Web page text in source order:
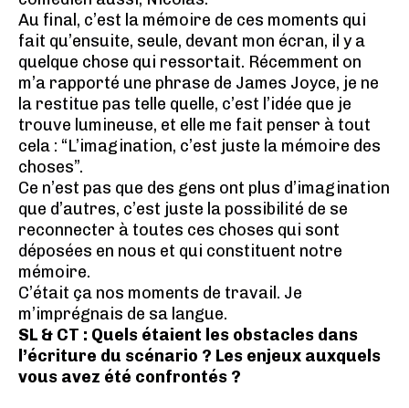
Au final, c’est la mémoire de ces moments qui
fait qu’ensuite, seule, devant mon écran, il y a
quelque chose qui ressortait. Récemment on
m’a rapporté une phrase de James Joyce, je ne
la restitue pas telle quelle, c’est l’idée que je
trouve lumineuse, et elle me fait penser à tout
cela : “L’imagination, c’est juste la mémoire des
choses”.
Ce n’est pas que des gens ont plus d’imagination
que d’autres, c’est juste la possibilité de se
reconnecter à toutes ces choses qui sont
déposées en nous et qui constituent notre
mémoire.
C’était ça nos moments de travail. Je
m’imprégnais de sa langue.
SL & CT : Quels étaient les obstacles dans
l’écriture du scénario ? Les enjeux auxquels
vous avez été confrontés ?